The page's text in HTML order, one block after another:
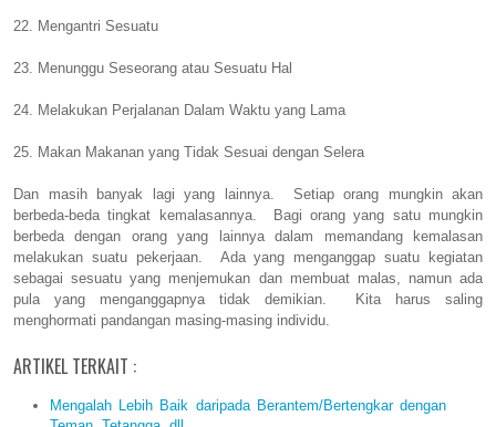
22. Mengantri Sesuatu
23. Menunggu Seseorang atau Sesuatu Hal
24. Melakukan Perjalanan Dalam Waktu yang Lama
25. Makan Makanan yang Tidak Sesuai dengan Selera
Dan masih banyak lagi yang lainnya. Setiap orang mungkin akan
berbeda-beda tingkat kemalasannya. Bagi orang yang satu mungkin
berbeda dengan orang yang lainnya dalam memandang kemalasan
melakukan suatu pekerjaan. Ada yang menganggap suatu kegiatan
sebagai sesuatu yang menjemukan dan membuat malas, namun ada
pula yang menganggapnya tidak demikian. Kita harus saling
menghormati pandangan masing-masing individu.
ARTIKEL TERKAIT :
Mengalah Lebih Baik daripada Berantem/Bertengkar dengan